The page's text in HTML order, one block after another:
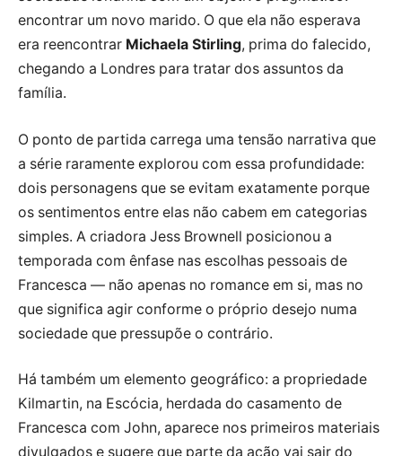
encontrar um novo marido. O que ela não esperava
era reencontrar Michaela Stirling, prima do falecido,
chegando a Londres para tratar dos assuntos da
família.
O ponto de partida carrega uma tensão narrativa que
a série raramente explorou com essa profundidade:
dois personagens que se evitam exatamente porque
os sentimentos entre elas não cabem em categorias
simples. A criadora Jess Brownell posicionou a
temporada com ênfase nas escolhas pessoais de
Francesca — não apenas no romance em si, mas no
que significa agir conforme o próprio desejo numa
sociedade que pressupõe o contrário.
Há também um elemento geográfico: a propriedade
Kilmartin, na Escócia, herdada do casamento de
Francesca com John, aparece nos primeiros materiais
divulgados e sugere que parte da ação vai sair do